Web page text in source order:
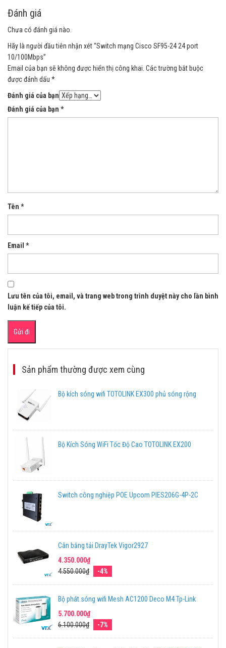
Đánh giá
Chưa có đánh giá nào.
Hãy là người đầu tiên nhận xét “Switch mạng Cisco SF95-24 24 port
10/100Mbps”
Email của bạn sẽ không được hiển thị công khai. Các trường bắt buộc
được đánh dấu *
Đánh giá của bạn
Đánh giá của bạn *
Tên *
Email *
Lưu tên của tôi, email, và trang web trong trình duyệt này cho lần bình
luận kế tiếp của tôi.
Sản phẩm thường được xem cùng
Bộ kích sóng wifi TOTOLINK EX300 phủ sóng rộng
Bộ Kích Sóng WiFi Tốc Độ Cao TOTOLINK EX200
Switch công nghiệp POE Upcom PIES206G-4P-2C
Cân bằng tải DrayTek Vigor2927
4.350.000₫
4.550.000₫
-4%
Bộ phát sóng wifi Mesh AC1200 Deco M4 Tp-Link
5.700.000₫
6.100.000₫
-7%